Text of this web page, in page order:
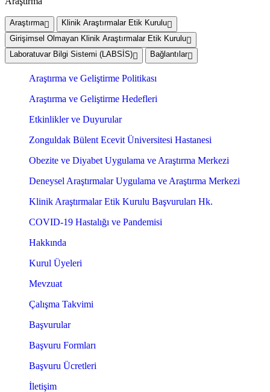
Araştırma
Klinik Araştırmalar Etik Kurulu
Girişimsel Olmayan Klinik Araştırmalar Etik Kurulu
Laboratuvar Bilgi Sistemi (LABSİS)
Bağlantılar
Araştırma ve Geliştirme Politikası
Araştırma ve Geliştirme Hedefleri
Etkinlikler ve Duyurular
Zonguldak Bülent Ecevit Üniversitesi Hastanesi
Obezite ve Diyabet Uygulama ve Araştırma Merkezi
Deneysel Araştırmalar Uygulama ve Araştırma Merkezi
Klinik Araştırmalar Etik Kurulu Başvuruları Hk.
COVID-19 Hastalığı ve Pandemisi
Hakkında
Kurul Üyeleri
Mevzuat
Çalışma Takvimi
Başvurular
Başvuru Formları
Başvuru Ücretleri
İletişim